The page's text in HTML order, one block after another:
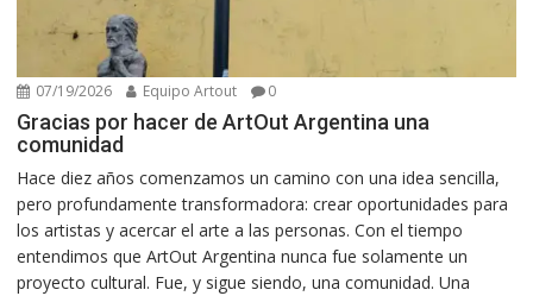
07/19/2026 Equipo Artout 0
Gracias por hacer de ArtOut Argentina una
comunidad
Hace diez años comenzamos un camino con una idea sencilla,
pero profundamente transformadora: crear oportunidades para
los artistas y acercar el arte a las personas. Con el tiempo
entendimos que ArtOut Argentina nunca fue solamente un
proyecto cultural. Fue, y sigue siendo, una comunidad. Una